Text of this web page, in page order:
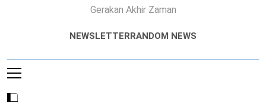
Gerakan Akhir Zaman
NEWSLETTERRANDOM NEWS